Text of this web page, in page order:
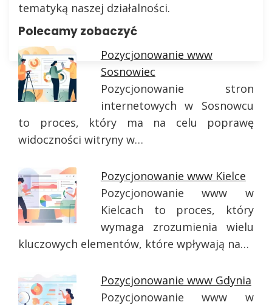
tematyką naszej działalności.
Polecamy zobaczyć
Pozycjonowanie www
Sosnowiec
Pozycjonowanie stron
internetowych w Sosnowcu
to proces, który ma na celu poprawę
widoczności witryny w…
Pozycjonowanie www Kielce
Pozycjonowanie www w
Kielcach to proces, który
wymaga zrozumienia wielu
kluczowych elementów, które wpływają na…
Pozycjonowanie www Gdynia
Pozycjonowanie www w